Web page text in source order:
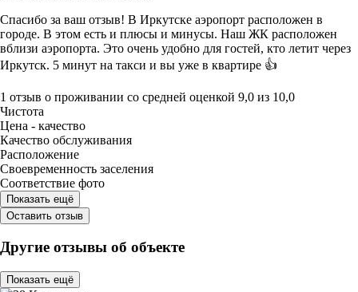
Спасибо за ваш отзыв! В Иркутске аэропорт расположен в
городе. В этом есть и плюсы и минусы. Наш ЖК расположен
вблизи аэропорта. Это очень удобно для гостей, кто летит через
Иркутск. 5 минут на такси и вы уже в квартире 👍
1 отзыв о проживании со средней оценкой 9,0 из 10,0
Чистота
Цена - качество
Качество обслуживания
Расположение
Своевременность заселения
Соответствие фото
Показать ещё
Оставить отзыв
Другие отзывы об объекте
Показать ещё